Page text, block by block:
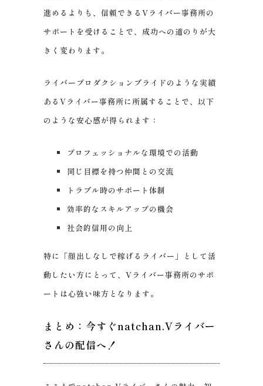
進めるよりも、信頼できるVライバー事務所の
サポートを受けることで、成功への道のりが大
きく変わります。
ライバープロダクションブライドのような実績
あるVライバー事務所に所属することで、以下
のような安心感が得られます：
プロフェッショナルな環境での活動
同じ目標を持つ仲間との交流
トラブル時のサポート体制
効率的なスキルアップの機会
社会的信用の向上
特に「顔出しなしで稼げるライバー」として活
動したい方にとって、Vライバー事務所のサポ
ートは心強い味方となります。
まとめ：今すぐnatchan.Vライバー
さんの配信へ！